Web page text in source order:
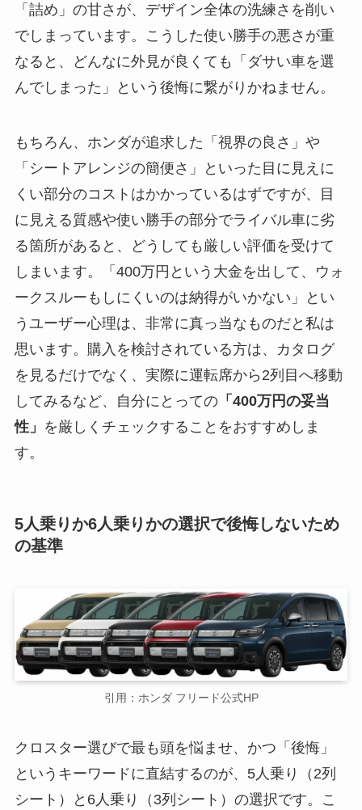
「詰め」の甘さが、デザイン全体の洗練さを削い
でしまっています。こうした使い勝手の悪さが重
なると、どんなに外見が良くても「ダサい車を選
んでしまった」という後悔に繋がりかねません。
もちろん、ホンダが追求した「視界の良さ」や
「シートアレンジの簡便さ」といった目に見えに
くい部分のコストはかかっているはずですが、目
に見える質感や使い勝手の部分でライバル車に劣
る箇所があると、どうしても厳しい評価を受けて
しまいます。「400万円という大金を出して、ウォ
ークスルーもしにくいのは納得がいかない」とい
うユーザー心理は、非常に真っ当なものだと私は
思います。購入を検討されている方は、カタログ
を見るだけでなく、実際に運転席から2列目へ移動
してみるなど、自分にとっての「400万円の妥当
性」 を厳しくチェックすることをおすすめしま
す。
5人乗りか6人乗りかの選択で後悔しないため
の基準
引用：ホンダ フリード公式HP
クロスター選びで最も頭を悩ませ、かつ「後悔」
というキーワードに直結するのが、5人乗り（2列
シート）と6人乗り（3列シート）の選択です。こ